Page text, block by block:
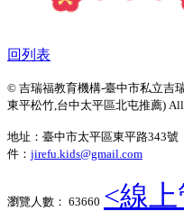
回列表
© 吉瑞福教育機構-臺中市私立吉
東平松竹,台中太平區北屯推薦) All
地址：臺中市太平區東平路343號
件： jirefu.kids@gmail.com
瀏覽人數： 63660 <線